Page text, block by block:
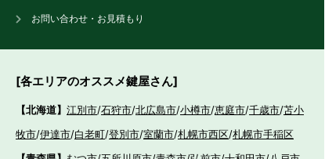
お問い合わせ・お見積もり
[各エリアのオススメ鍵屋さん]
【北海道】 江別市/石狩市/北広島市/小樽市/恵庭市/千歳市/苫小
牧市/伊達市/白老町/登別市/室蘭市/札幌市西区/札幌市手稲区